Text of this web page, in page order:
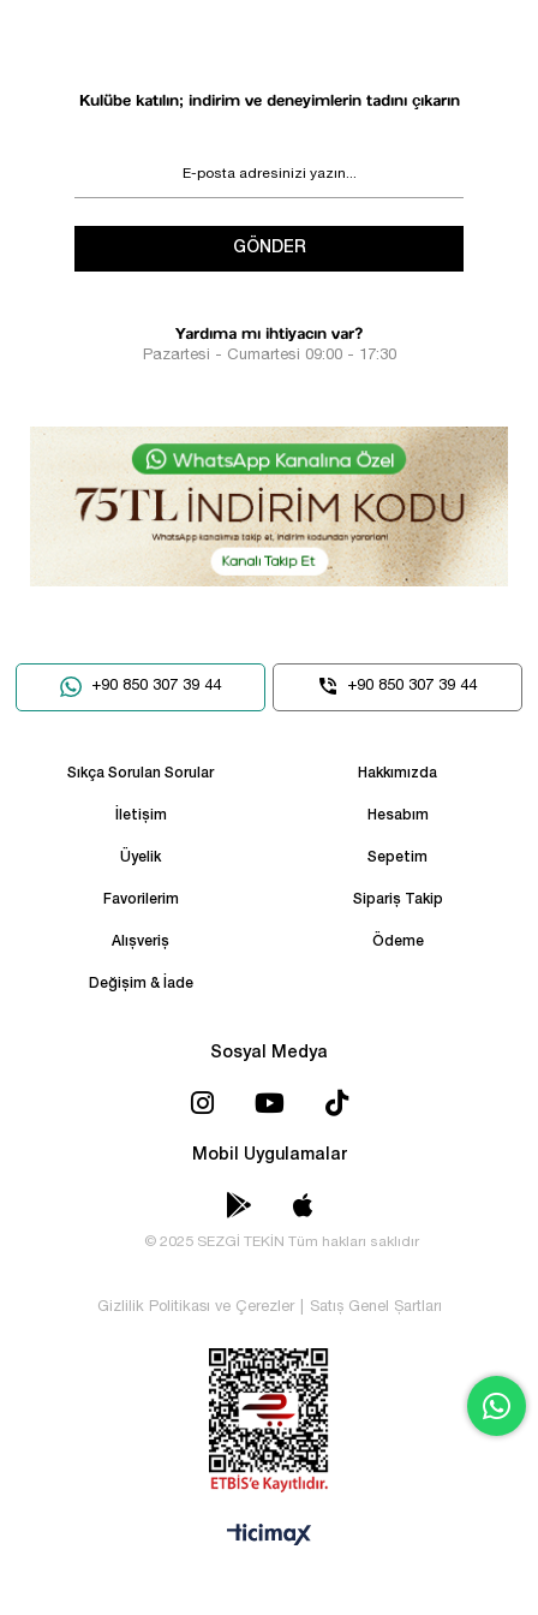
Kulübe katılın; indirim ve deneyimlerin tadını çıkarın
GÖNDER
Yardıma mı ihtiyacın var?
Pazartesi - Cumartesi 09:00 - 17:30
+90 850 307 39 44 +90 850 307 39 44
Sıkça Sorulan Sorular Hakkımızda
İletişim Hesabım
Üyelik Sepetim
Favorilerim Sipariş Takip
Alışveriş Ödeme
Değişim & İade
Sosyal Medya
Mobil Uygulamalar
© 2025 SEZGİ TEKİN Tüm hakları saklıdır
Gizlilik Politikası ve Çerezler Satış Genel Şartları